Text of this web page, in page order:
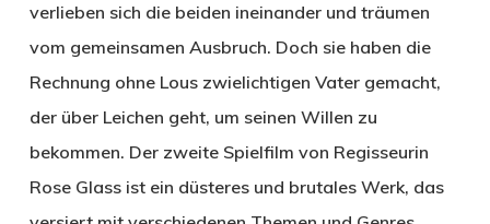
verlieben sich die beiden ineinander und träumen
vom gemeinsamen Ausbruch. Doch sie haben die
Rechnung ohne Lous zwielichtigen Vater gemacht,
der über Leichen geht, um seinen Willen zu
bekommen. Der zweite Spielfilm von Regisseurin
Rose Glass ist ein düsteres und brutales Werk, das